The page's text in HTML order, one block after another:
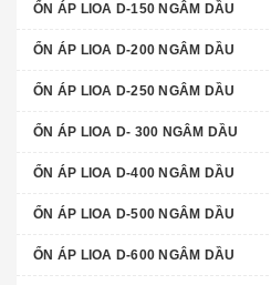
ỔN ÁP LIOA D-150 NGÂM DẦU
ỔN ÁP LIOA D-200 NGÂM DẦU
ỔN ÁP LIOA D-250 NGÂM DẦU
ỔN ÁP LIOA D- 300 NGÂM DẦU
ỔN ÁP LIOA D-400 NGÂM DẦU
ỔN ÁP LIOA D-500 NGÂM DẦU
ỔN ÁP LIOA D-600 NGÂM DẦU